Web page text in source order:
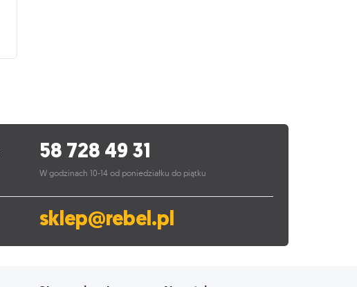
58 728 49 31
W godzinach 10-14 od poniedziałku do piątku
sklep@rebel.pl